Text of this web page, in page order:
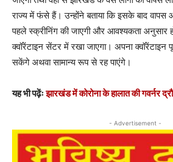
राज्य में फंसे हैं। उन्होंने बताया कि इसके बाद
पहले स्क्रीनिंग की जाएगी और आवश्यकता अनुसार
क्वॉरेंटाइन सेंटर में रखा जाएगा। अपना क्वॉरेंटाइन
सकेंगे अथवा सामान्य रूप से रह पाएंगे।
यह भी पढ़ेंःझारखंड में कोरोना के हालात की गवर्नर
- Advertisement -